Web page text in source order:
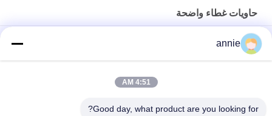
حاويات غطاء واضحة
حاويات بلاستيكية مختومة 263 * 182 * 60 مم Ip65 بغطاء شفاف
263 * 182 * 125 مم عضلات المعدة حاويات غطاء شفاف مقاوم للماء
annie
4:51 AM
Good day, what product are you looking for?